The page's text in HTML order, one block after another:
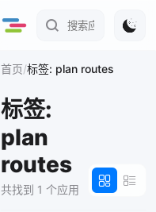
首页/标签: plan routes
标签:
plan
routes
共找到 1 个应用